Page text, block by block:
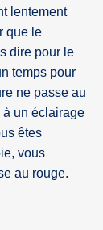
lentement
que le
dire pour le
temps pour
ne passe au
à un éclairage
êtes
vous
au rouge.